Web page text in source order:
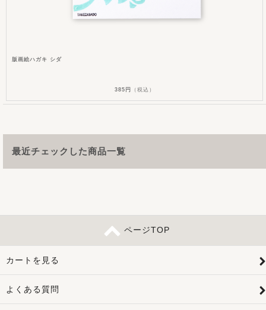
版画絵ハガキ シダ
385円 （税込）
最近チェックした商品一覧
ページTOP
カートを見る
よくある質問